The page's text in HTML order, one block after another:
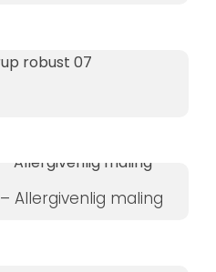
Allergivenlig maling